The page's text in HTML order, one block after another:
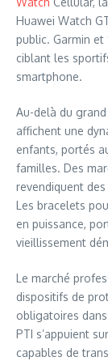
Huawei Watch
public. Garmin
ciblant les
smartphone.
Au-delà du
affichent une
enfants, portés
familles. Des
revendiquent
Les bracelets
en puissance,
vieillissement
Le marché
dispositifs de
obligatoires
PTI s’appuient
capables de